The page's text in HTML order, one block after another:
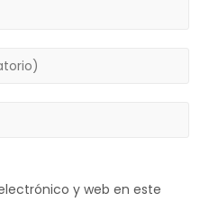
y web en este